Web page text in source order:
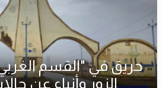
حريق في "القسم
الزور وأنباء عن